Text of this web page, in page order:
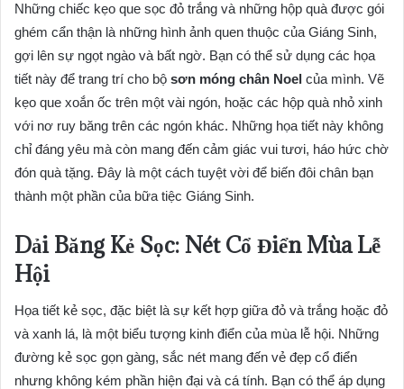
Những chiếc kẹo que sọc đỏ trắng và những hộp quà được gói
ghém cẩn thận là những hình ảnh quen thuộc của Giáng Sinh,
gợi lên sự ngọt ngào và bất ngờ. Bạn có thể sử dụng các họa
tiết này để trang trí cho bộ sơn móng chân Noel của mình. Vẽ
kẹo que xoắn ốc trên một vài ngón, hoặc các hộp quà nhỏ xinh
với nơ ruy băng trên các ngón khác. Những họa tiết này không
chỉ đáng yêu mà còn mang đến cảm giác vui tươi, háo hức chờ
đón quà tặng. Đây là một cách tuyệt vời để biến đôi chân bạn
thành một phần của bữa tiệc Giáng Sinh.
Dải Băng Kẻ Sọc: Nét Cổ Điển Mùa Lễ
Hội
Họa tiết kẻ sọc, đặc biệt là sự kết hợp giữa đỏ và trắng hoặc đỏ
và xanh lá, là một biểu tượng kinh điển của mùa lễ hội. Những
đường kẻ sọc gọn gàng, sắc nét mang đến vẻ đẹp cổ điển
nhưng không kém phần hiện đại và cá tính. Bạn có thể áp dụng